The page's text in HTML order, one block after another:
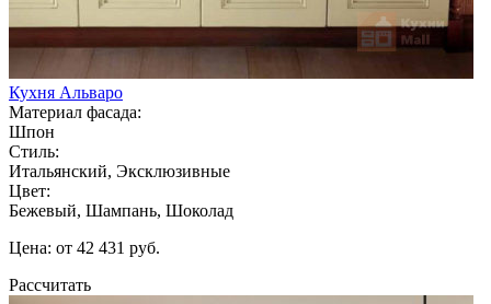
Кухня Альваро
Материал фасада:
Шпон
Стиль:
Итальянский, Эксклюзивные
Цвет:
Бежевый, Шампань, Шоколад
Цена: от 42 431 руб.
Рассчитать